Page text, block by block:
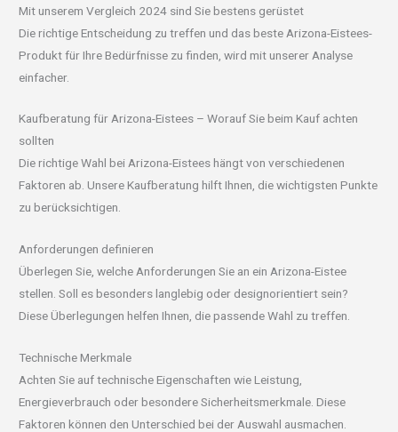
Mit unserem Vergleich 2024 sind Sie bestens gerüstet
Die richtige Entscheidung zu treffen und das beste Arizona-Eistees-
Produkt für Ihre Bedürfnisse zu finden, wird mit unserer Analyse
einfacher.
Kaufberatung für Arizona-Eistees – Worauf Sie beim Kauf achten
sollten
Die richtige Wahl bei Arizona-Eistees hängt von verschiedenen
Faktoren ab. Unsere Kaufberatung hilft Ihnen, die wichtigsten Punkte
zu berücksichtigen.
Anforderungen definieren
Überlegen Sie, welche Anforderungen Sie an ein Arizona-Eistee
stellen. Soll es besonders langlebig oder designorientiert sein?
Diese Überlegungen helfen Ihnen, die passende Wahl zu treffen.
Technische Merkmale
Achten Sie auf technische Eigenschaften wie Leistung,
Energieverbrauch oder besondere Sicherheitsmerkmale. Diese
Faktoren können den Unterschied bei der Auswahl ausmachen.